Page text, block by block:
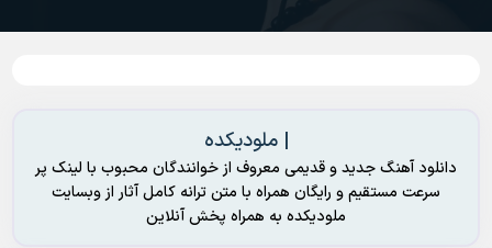
| ملودیکده
دانلود آهنگ جدید و قدیمی معروف از خوانندگان محبوب با لینک پر
سرعت مستقیم و رایگان همراه با متن ترانه کامل آثار از وبسایت
ملودیکده به همراه پخش آنلاین